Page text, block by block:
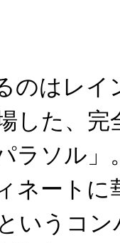
のはレイ
した、
ラソル
ネートに
いうコ